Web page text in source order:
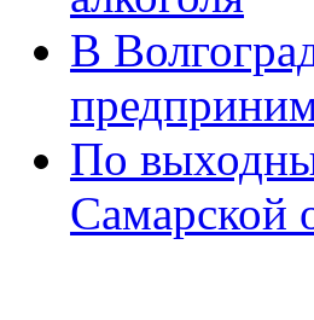
В
По
Самарской